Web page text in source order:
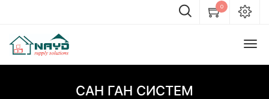
0
САН ГАН СИСТЕМ